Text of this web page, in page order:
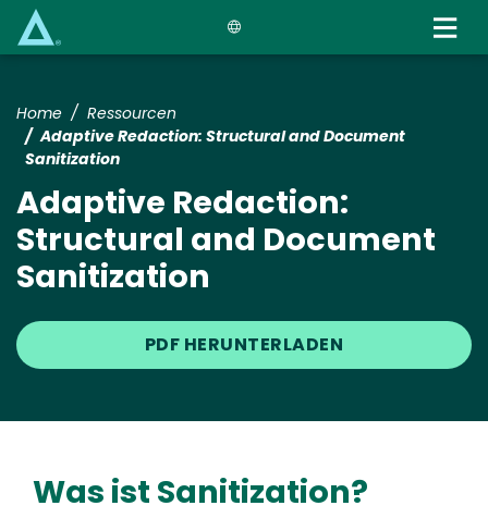
Home
Ressourcen
Adaptive Redaction: Structural and Document
Sanitization
Adaptive Redaction:
Structural and Document
Sanitization
PDF HERUNTERLADEN
Was ist Sanitization?